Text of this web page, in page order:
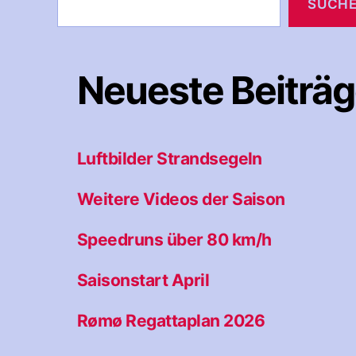
Neueste
Luftbilder Strandsegeln
Weitere Videos der Saison
Speedruns über 80 km/h
Saisonstart April
Rømø Regattaplan 2026